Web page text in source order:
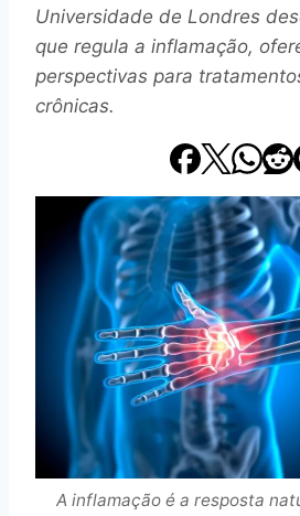
Universidade de Londres
que regula a inflamação,
perspectivas para
crônicas.
A inflamação é a resposta